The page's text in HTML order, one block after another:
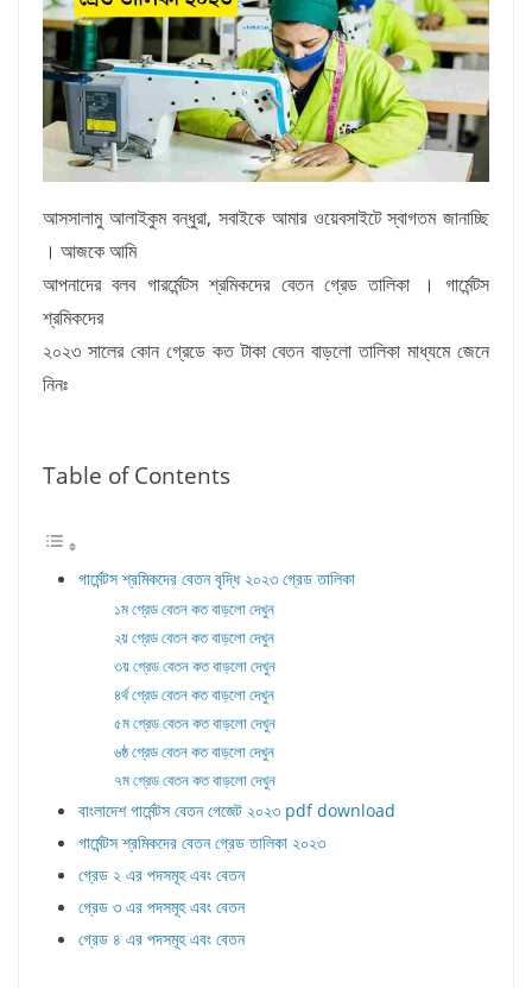
আসসালামু আলাইকুম বন্ধুরা, সবাইকে আমার ওয়েবসাইটে স্বাগতম জানাচ্ছি
। আজকে আমি
আপনাদের বলব গারর্মেন্টস শ্রমিকদের বেতন গ্রেড তালিকা । গার্মেন্টস
শ্রমিকদের
২০২৩ সালের কোন গ্রেডে কত টাকা বেতন বাড়লো তালিকা মাধ্যমে জেনে
নিনঃ
Table of Contents
গার্মেন্টস শ্রমিকদের বেতন বৃদ্ধি ২০২৩ গ্রেড তালিকা
১ম গ্রেড বেতন কত বাড়লো দেখুন
২য় গ্রেড বেতন কত বাড়লো দেখুন
৩য় গ্রেড বেতন কত বাড়লো দেখুন
৪র্থ গ্রেড বেতন কত বাড়লো দেখুন
৫ম গ্রেড বেতন কত বাড়লো দেখুন
৬ষ্ঠ গ্রেড বেতন কত বাড়লো দেখুন
৭ম গ্রেড বেতন কত বাড়লো দেখুন
বাংলাদেশ গার্মেন্টস বেতন গেজেট ২০২৩ pdf download
গার্মেন্টস শ্রমিকদের বেতন গ্রেড তালিকা ২০২৩
গ্রেড ২ এর পদসমূহ এবং বেতন
গ্রেড ৩ এর পদসমূহ এবং বেতন
গ্রেড ৪ এর পদসমূহ এবং বেতন